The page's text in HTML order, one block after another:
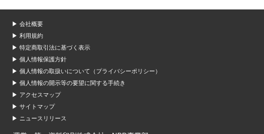
▶ 会社概要
▶ 利用規約
▶ 特定商取引法に基づく表示
▶ 個人情報保護方針
▶ 個人情報の取扱いについて（プライバシーポリシー）
▶ 個人情報の開示等の要望に関する手続き
▶ アクセスマップ
▶ サイトマップ
▶ ニュースリリース